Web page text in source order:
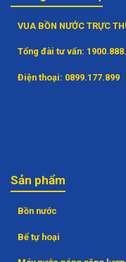
VUA BỒN NƯỚC TRỰC
Tổng đài tư vấn:
Điện thoại: 0899.177.899
Sản phẩm
Bồn nước
Bể tự hoại